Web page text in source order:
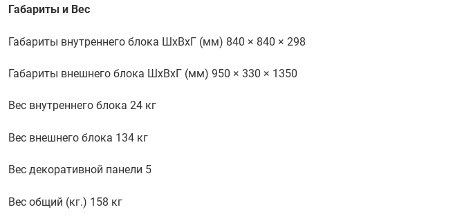
Габариты и Вес
Габариты внутреннего блока ШхВхГ (мм) 840 × 840 × 298
Габариты внешнего блока ШхВхГ (мм) 950 × 330 × 1350
Вес внутреннего блока 24 кг
Вес внешнего блока 134 кг
Вес декоративной панели 5
Вес общий (кг.) 158 кг